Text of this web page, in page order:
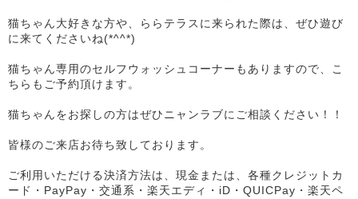
猫ちゃん大好きな方や、ららテラスに来られた際は、ぜひ遊び
に来てくださいね(*^^*)
猫ちゃん専用のセルフウォッシュコーナーもありますので、こ
ちらもご予約頂けます。
猫ちゃんをお探しの方はぜひニャンラブにご相談ください！！
皆様のご来店お待ち致しております。
ご利用いただける決済方法は、現金または、各種クレジットカ
ード・PayPay・交通系・楽天エディ・iD・QUICPay・楽天ペ